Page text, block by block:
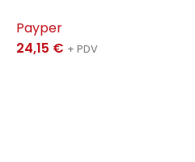
Payper
24,15 € + PDV